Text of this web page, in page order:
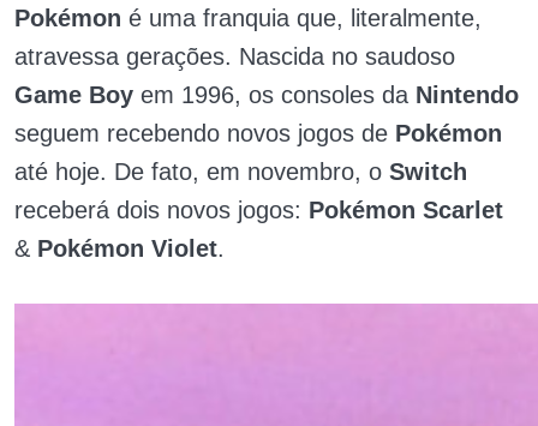
Pokémon é uma franquia que, literalmente,
atravessa gerações. Nascida no saudoso
Game Boy em 1996, os consoles da Nintendo
seguem recebendo novos jogos de Pokémon
até hoje. De fato, em novembro, o Switch
receberá dois novos jogos: Pokémon Scarlet
& Pokémon Violet.